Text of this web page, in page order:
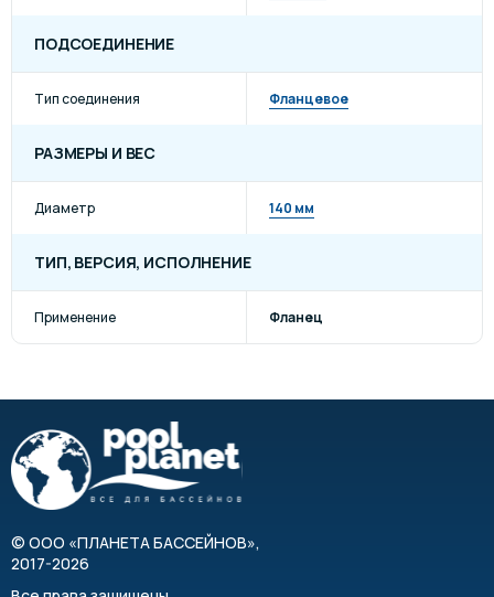
ПОДСОЕДИНЕНИЕ
Тип соединения Фланцевое
РАЗМЕРЫ И ВЕС
Диаметр 140 мм
ТИП, ВЕРСИЯ, ИСПОЛНЕНИЕ
Применение Фланец
© ООО «ПЛАНЕТА БАССЕЙНОВ»,
2017-2026